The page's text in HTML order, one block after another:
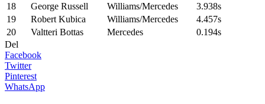
18 George Russell Williams/Mercedes
3.938s
19
Robert Kubica Williams/Mercedes
4.457s
20
Valtteri Bottas Mercedes
0.194s
Del
Facebook
Twitter
Pinterest
WhatsApp